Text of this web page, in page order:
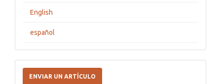
English
español
un
artículo
ENVIAR UN ARTÍCULO